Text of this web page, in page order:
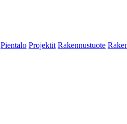
Pientalo Projektit Rakennustuote